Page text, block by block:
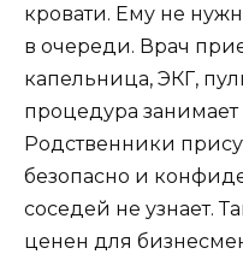
кровати. Ему не
в очереди. Врач
капельница, ЭКГ,
процедура занимает
Родственники
безопасно и
соседей не узнает.
ценен для